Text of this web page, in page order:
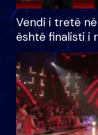
Vendi i tretë
është finalisti i